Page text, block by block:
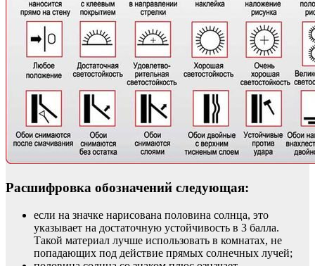
Расшифровка обозначений следующая:
если на значке нарисована половина солнца, это
указывает на достаточную устойчивость в 3 балла.
Такой материал лучше использовать в комнатах, не
попадающих под действие прямых солнечных лучей;